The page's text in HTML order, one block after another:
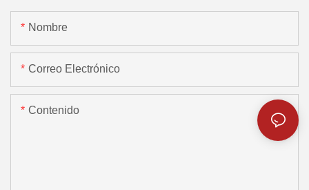
Nombre
Correo Electrónico
Contenido